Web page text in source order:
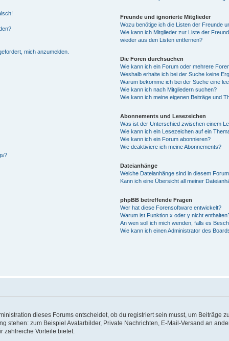
mich anzumelden.
Freunde und ignorierte Mitglieder
Wozu benötige ich die Listen der Freunde
Wie kann ich Mitglieder zur Liste der
wieder aus den Listen entfernen?
Die Foren durchsuchen
Wie kann ich ein Forum oder mehrere
Weshalb erhalte ich bei der Suche keine
Warum bekomme ich bei der Suche eine
Wie kann ich nach Mitgliedern suchen?
Wie kann ich meine eigenen Beiträge und
Abonnements und Lesezeichen
Was ist der Unterschied zwischen einem
Wie kann ich ein Lesezeichen auf ein
Wie kann ich ein Forum abonnieren?
Wie deaktiviere ich meine Abonnements?
Dateianhänge
Welche Dateianhänge sind in diesem
Kann ich eine Übersicht all meiner
phpBB betreffende Fragen
Wer hat diese Forensoftware entwickelt?
Warum ist Funktion x oder y nicht
An wen soll ich mich wenden, falls es
Wie kann ich einen Administrator des
dieses Forums entscheidet, ob du registriert sein musst, um Beiträge
stehen: zum Beispiel Avatarbilder, Private Nachrichten, E-Mail-Versand an
zahlreiche Vorteile bietet.